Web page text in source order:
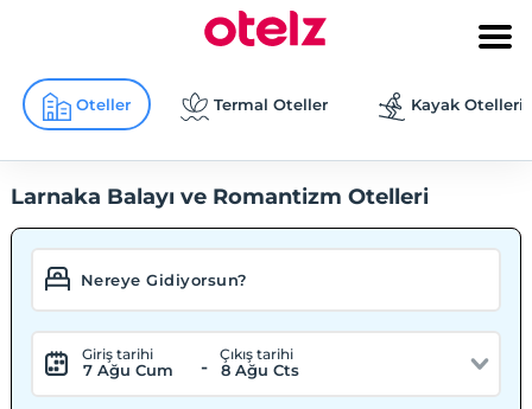
Oteller Termal Oteller Kayak Otelleri
Larnaka Balayı ve Romantizm Otelleri
Giriş tarihi
7 Ağu Cum -
Çıkış tarihi
8 Ağu Cts